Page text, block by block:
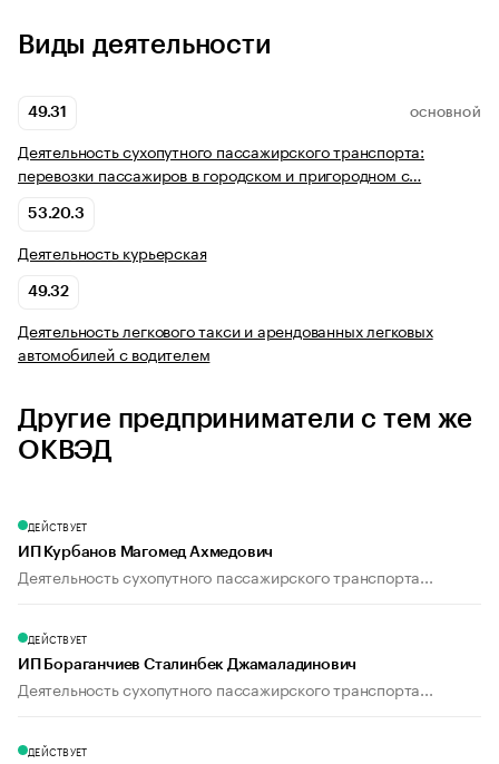
Виды деятельности
49.31 ОСНОВНОЙ
Деятельность сухопутного пассажирского транспорта:
перевозки пассажиров в городском и пригородном с…
53.20.3
Деятельность курьерская
49.32
Деятельность легкового такси и арендованных легковых
автомобилей с водителем
Другие предприниматели с тем же
ОКВЭД
ДЕЙСТВУЕТ
ИП Курбанов Магомед Ахмедович
Деятельность сухопутного пассажирского транспорта...
ДЕЙСТВУЕТ
ИП Бораганчиев Сталинбек Джамаладинович
Деятельность сухопутного пассажирского транспорта...
ДЕЙСТВУЕТ